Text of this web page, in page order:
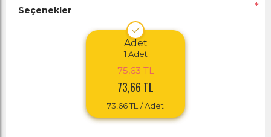
Seçenekler *
Adet
1 Adet
75,63 TL
73,66 TL
73,66 TL / Adet